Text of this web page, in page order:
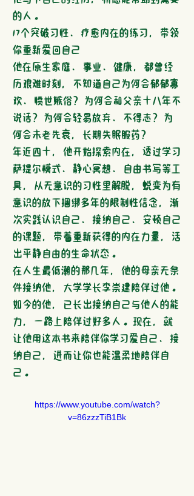
的人。
17个突破习性、疗愈内在的练习，带领
你重新爱回自己
他在原生家庭、事业、健康，都曾经
历艰难时刻，不知道自己为何会郁郁寡
欢、愤世嫉俗？为何会和父亲十八年不
说话？为何会轻易放弃、不得志？为
何会未老先衰，长期失眠服药？
年近四十，他开始探索内在，透过学习
萨提尔模式、静心冥想、自由书写等工
具，从无意识的习性里解脱，蜕变为有
意识的放下捆绑多年的限制性信念，渐
次实践认识自己、接纳自己、安顿自己
的课题，带着重新获得的内在力量，活
出平静自由的生命状态。
在人生最低潮的那几年，他的母亲无条
件接纳他，大学学长李崇建陪伴过他。
如今的他，已长出接纳自己与他人的能
力，一路上陪伴过好多人。现在，就
让他用这本书来陪伴你学习爱自己、接
纳自己，进而让你也能温柔地陪伴自
己。
https://www.youtube.com/watch?
v=86zzzTiB1Bk